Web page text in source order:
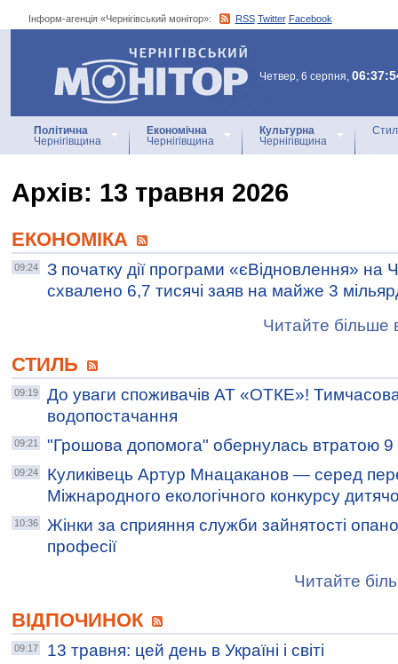
Інформ-агенція «Чернігівський монітор»: RSS Twitter Facebook
Інформ-агенція
«Чернігівський монітор»
Четвер, 6 серпня,
Політична
Чернігівщина
Економічна
Чернігівщина
Культурна
Чернігівщина
Архiв: 13 травня 2026
ЕКОНОМІКА
09:24
З початку дії програми «єВідновлення» на
схвалено 6,7 тисячі заяв на майже 3
Читайте більше
СТИЛЬ
09:19
До уваги споживачів АТ «ОТКЕ»​​​​​​​!
водопостачання
09:21 "Грошова допомога" обернулась втратою 9
09:24
Куликівець Артур Мнацаканов — серед
Міжнародного екологічного конкурсу
10:36
Жінки за сприяння служби зайнятості
професії
Читайте
ВІДПОЧИНОК
09:17
13 травня: цей день в Україні і світі